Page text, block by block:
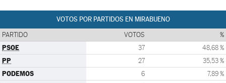
VOTOS POR PARTIDOS EN MIRABUENO
PARTIDO VOTOS %
PSOE 37 48,68 %
PP 27 35,53 %
PODEMOS 6 7,89 %